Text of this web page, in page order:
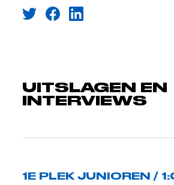
UITSLAGEN EN
INTERVIEWS
1E PLEK JUNIOREN /